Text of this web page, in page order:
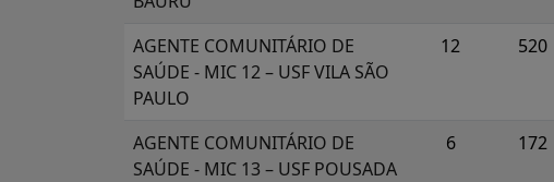
AGENTE COMUNITÁRIO DE
SAÚDE - MIC 12 – USF VILA SÃO
PAULO
12 520
AGENTE COMUNITÁRIO DE
SAÚDE - MIC 13 – USF POUSADA
6 172